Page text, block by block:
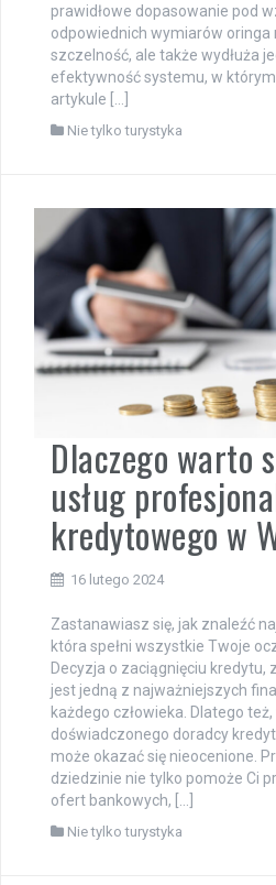
prawidłowe dopasowanie pod
odpowiednich wymiarów oringa
szczelność, ale także wydłuża
efektywność systemu, w
artykule […]
Nie tylko turystyka
Dlaczego warto
usług
kredytowego w
16 lutego 2024
Zastanawiasz się, jak znaleźć
która spełni wszystkie Twoje
Decyzja o zaciągnięciu kredytu,
jest jedną z najważniejszych
każdego człowieka. Dlatego
doświadczonego doradcy
może okazać się nieocenione.
dziedzinie nie tylko pomoże Ci
ofert bankowych, […]
Nie tylko turystyka